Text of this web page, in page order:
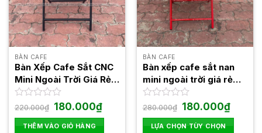
BÀN CAFE
Bàn Xếp Cafe Sắt CNC
Mini Ngoài Trời Giá Rẻ
BXGR01
Được
hạng
220.000₫ Giá
gốc
là:
220.000₫.
180.000₫Giá
hiện
tại
là:
THÊM VÀO GIỎ HÀNG
BÀN CAFE
Bàn xếp cafe sắt nan
mini ngoài trời giá rẻ
BXGR02
Được
hạng
280.000₫ Giá
gốc
là:
280.000₫.
180.000₫Giá
hiện
tại
là:
LỰA CHỌN TÙY CHỌN